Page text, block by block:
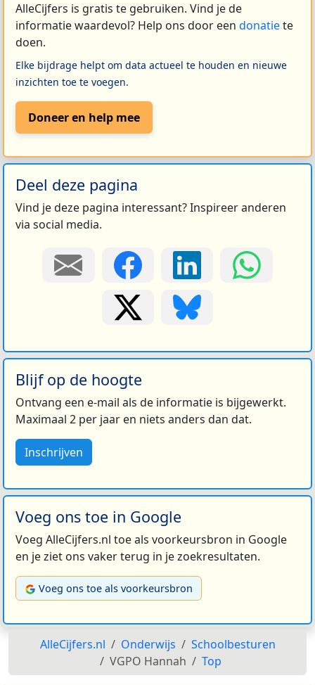
AlleCijfers is gratis te gebruiken. Vind je de
informatie waardevol? Help ons door een donatiete
doen.
Elke bijdrage helpt om data actueel te houden en nieuwe
inzichten toe te voegen.
Doneer en help mee
Deel deze pagina
Vind je deze pagina interessant? Inspireer anderen
via social media.
Blijf op de hoogte
Ontvang een e-mail als de informatie is bijgewerkt.
Maximaal 2 per jaar en niets anders dan dat.
Inschrijven
Voeg ons toe in Google
Voeg AlleCijfers.nl toe als voorkeursbron in Google
en je ziet ons vaker terug in je zoekresultaten.
Voeg ons toe als voorkeursbron
AlleCijfers.nl Onderwijs
Schoolbesturen
VGPO Hannah
Top